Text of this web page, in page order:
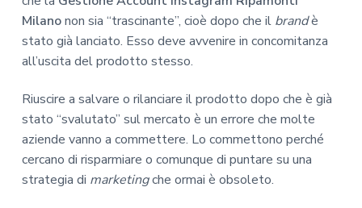
Milanonon sia “trascinante”, cioè dopo che il brandè
stato già lanciato. Esso deve avvenire in concomitanza
all’uscita del prodotto stesso.
Riuscire a salvare o rilanciare il prodotto dopo che è già
stato “svalutato” sul mercato è un errore che molte
aziende vanno a commettere. Lo commettono perché
cercano di risparmiare o comunque di puntare su una
strategia di marketingche ormai è obsoleto.